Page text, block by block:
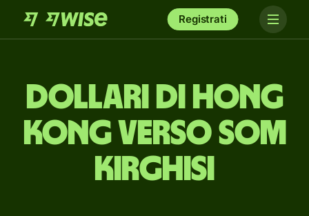
Registrati
dollari di Hong
Kong verso som
kirghisi